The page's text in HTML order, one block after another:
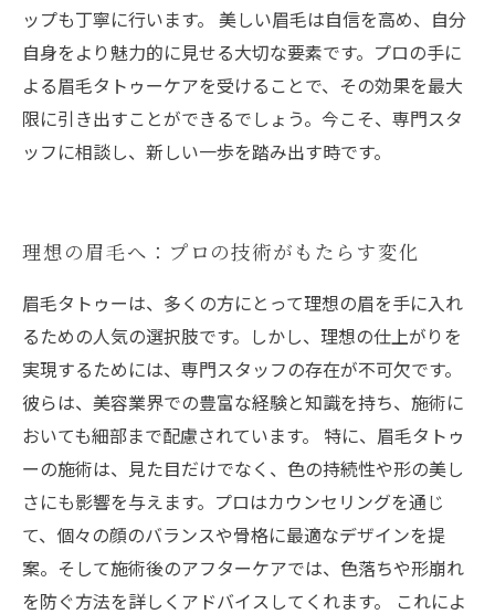
ップも丁寧に行います。 美しい眉毛は自信を高め、自分
自身をより魅力的に見せる大切な要素です。プロの手に
よる眉毛タトゥーケアを受けることで、その効果を最大
限に引き出すことができるでしょう。今こそ、専門スタ
ッフに相談し、新しい一歩を踏み出す時です。
理想の眉毛へ：プロの技術がもたらす変化
眉毛タトゥーは、多くの方にとって理想の眉を手に入れ
るための人気の選択肢です。しかし、理想の仕上がりを
実現するためには、専門スタッフの存在が不可欠です。
彼らは、美容業界での豊富な経験と知識を持ち、施術に
おいても細部まで配慮されています。 特に、眉毛タトゥ
ーの施術は、見た目だけでなく、色の持続性や形の美し
さにも影響を与えます。プロはカウンセリングを通じ
て、個々の顔のバランスや骨格に最適なデザインを提
案。そして施術後のアフターケアでは、色落ちや形崩れ
を防ぐ方法を詳しくアドバイスしてくれます。 これによ